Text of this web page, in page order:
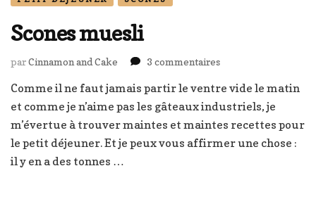
Scones muesli
parCinnamon and Cake 3 commentairessur
muesli
Comme il ne faut jamais partir le ventre vide le matin
et comme je n’aime pas les gâteaux industriels, je
m’évertue à trouver maintes et maintes recettes pour
le petit déjeuner. Et je peux vous affirmer une chose :
il y en a des tonnes …